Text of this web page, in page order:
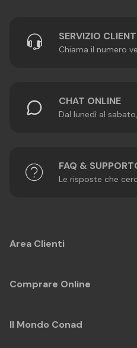
SERVIZIO
Chiama il numero
CHAT ONLINE
Dal lunedì al
FAQ &
Le risposte che
Area Clienti
Comprare Online
Il Mondo Conad